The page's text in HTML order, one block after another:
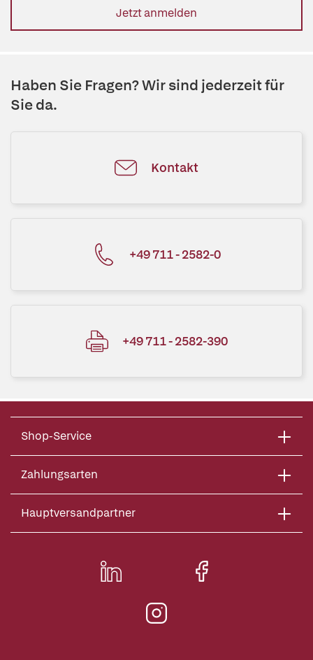
Jetzt anmelden
Haben Sie Fragen? Wir sind jederzeit für
Sie da.
Kontakt
+49 711 - 2582-0
+49 711 - 2582-390
Shop-Service
Zahlungsarten
Hauptversandpartner